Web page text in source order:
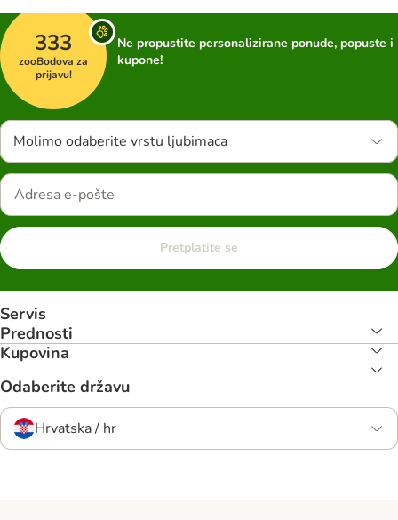
333
zooBodova za
prijavu!
Ne propustite personalizirane ponude, popuste i
kupone!
Molimo odaberite vrstu ljubimaca
Pretplatite se
Servis
Prednosti
Kupovina
Odaberite državu
Hrvatska / hr